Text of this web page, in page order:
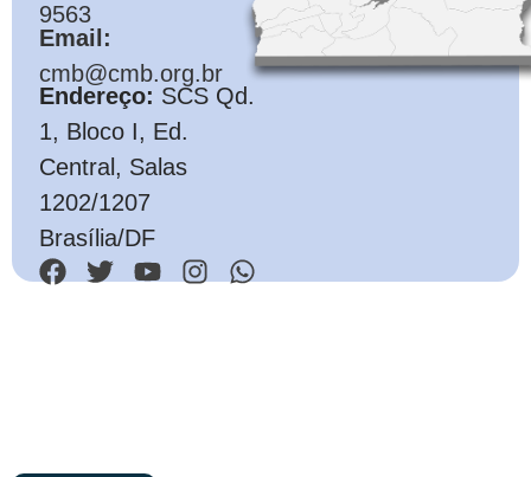
9563
Email:
cmb@cmb.org.br
Endereço: SCS Qd.
1, Bloco I, Ed.
Central, Salas
1202/1207
Brasília/DF